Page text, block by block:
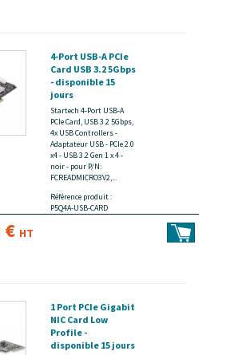
4-Port USB-A PCIe
Card USB 3.2 5Gbps
- disponible 15
jours
Startech 4-Port USB-A
PCIe Card, USB 3.2 5Gbps,
4x USB Controllers -
Adaptateur USB - PCIe 2.0
x4 - USB 3.2 Gen 1 x 4 -
noir - pour P/N:
FCREADMICRO3V2,...
Référence produit :
P5Q4A-USB-CARD
€ HT
1 Port PCIe Gigabit
NIC Card Low
Profile -
disponible 15 jours